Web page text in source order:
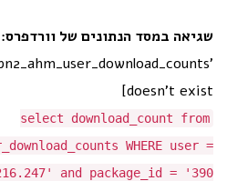
שגיאה במסד הנתונים של וורדפרס:
doesn't exist]
select download_count from
WHERE user =
and package_id = '390'